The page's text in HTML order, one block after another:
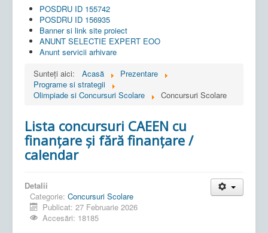
POSDRU ID 155742
POSDRU ID 156935
Banner si link site proiect
ANUNT SELECTIE EXPERT EOO
Anunt servicii arhivare
Sunteți aici:
Acasă
Prezentare
Programe si strategii
Olimpiade si Concursuri Scolare
Concursuri Scolare
Lista concursuri CAEEN cu
finanțare și fără finanțare /
calendar
Detalii
Categorie: Concursuri Scolare
Publicat: 27 Februarie 2026
Accesări: 18185